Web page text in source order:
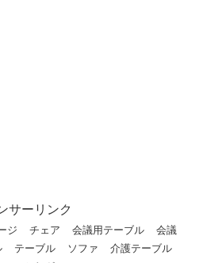
サーリンク
ジ チェア 会議用テーブル
会議
テーブル ソファ
介護テーブル